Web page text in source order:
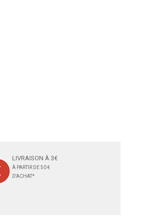
LIVRAISON À 3€
À PARTIR DE 50 €
D'ACHAT*